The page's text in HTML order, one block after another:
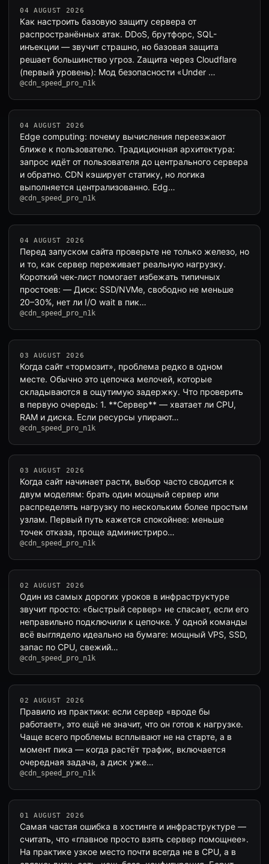
04 AUGUST 2026
Как настроить базовую защиту сервера от
распространённых атак. DDoS, брутфорс, SQL-
инъекции — звучит страшно, но базовая защита
решает большинство угроз. Zащита через Cloudflare
(первый уровень): Мод безопасности «Under …
@cdn_speed_pro_n1k
04 AUGUST 2026
Edge computing: почему вычисления переезжают
ближе к пользователю. Традиционная архитектура:
запрос идёт от пользователя до центрального сервера
и обратно. CDN кэширует статику, но логика
выполняется централизованно. Edg…
@cdn_speed_pro_n1k
04 AUGUST 2026
Перед запуском сайта проверьте не только железо, но
и то, как сервер переживает реальную нагрузку.
Короткий чек-лист помогает избежать типичных
простоев: — Диск: SSD/NVMe, свободно не меньше
20–30%, нет ли I/O wait в пик…
@cdn_speed_pro_n1k
03 AUGUST 2026
Когда сайт «тормозит», проблема редко в одном
месте. Обычно это цепочка мелочей, которые
складываются в ощутимую задержку. Что проверить
в первую очередь: 1. **Сервер** — хватает ли CPU,
RAM и диска. Если ресурсы упирают…
@cdn_speed_pro_n1k
03 AUGUST 2026
Когда сайт начинает расти, выбор часто сводится к
двум моделям: брать один мощный сервер или
распределять нагрузку по нескольким более простым
узлам. Первый путь кажется спокойнее: меньше
точек отказа, проще администриро…
@cdn_speed_pro_n1k
02 AUGUST 2026
Один из самых дорогих уроков в инфраструктуре
звучит просто: «быстрый сервер» не спасает, если его
неправильно подключили к цепочке. У одной команды
всё выглядело идеально на бумаге: мощный VPS, SSD,
запас по CPU, свежий…
@cdn_speed_pro_n1k
02 AUGUST 2026
Правило из практики: если сервер «вроде бы
работает», это ещё не значит, что он готов к нагрузке.
Чаще всего проблемы всплывают не на старте, а в
момент пика — когда растёт трафик, включается
очередная задача, а диск уже…
@cdn_speed_pro_n1k
01 AUGUST 2026
Самая частая ошибка в хостинге и инфраструктуре —
считать, что «главное просто взять сервер помощнее».
На практике узкое место почти всегда не в CPU, а в